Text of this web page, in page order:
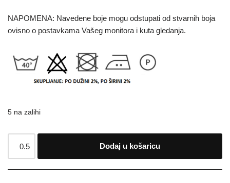
NAPOMENA: Navedene boje mogu odstupati od stvarnih boja
ovisno o postavkama Vašeg monitora i kuta gledanja.
5 na zalihi
Dodaj u košaricu